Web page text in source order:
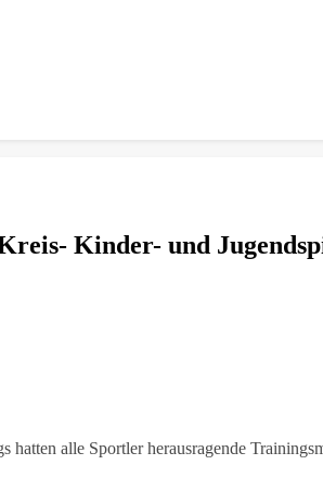
Kinder- und
alle Sportler herausragende